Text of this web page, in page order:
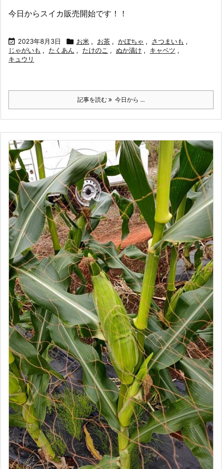
今日からスイカ販売開始です！！
 2023年8月3日  お米 , お茶 , かぼちゃ , さつまいも ,
じゃがいも , たくあん , たけのこ , ぬか漬け , キャベツ ,
キュウリ
記事を読む 今日から ...